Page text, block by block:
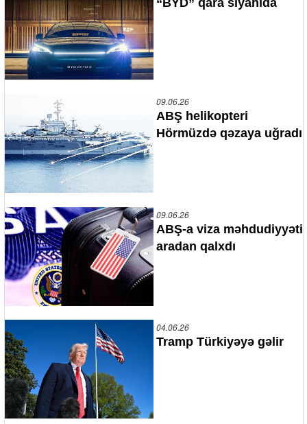
09.06.26
ABŞ helikopteri
Hörmüzdə qəzaya uğradı
09.06.26
ABŞ-a viza məhdudiyyəti
aradan qalxdı
04.06.26
Tramp Türkiyəyə gəlir